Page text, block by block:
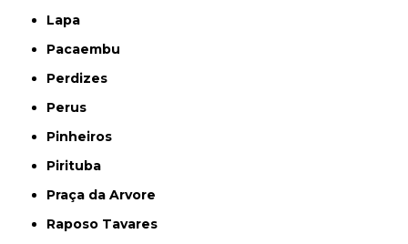
Lapa
Pacaembu
Perdizes
Perus
Pinheiros
Pirituba
Praça da Arvore
Raposo Tavares